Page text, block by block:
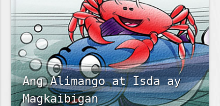
Ang Alimango at Isda ay
Magkaibigan